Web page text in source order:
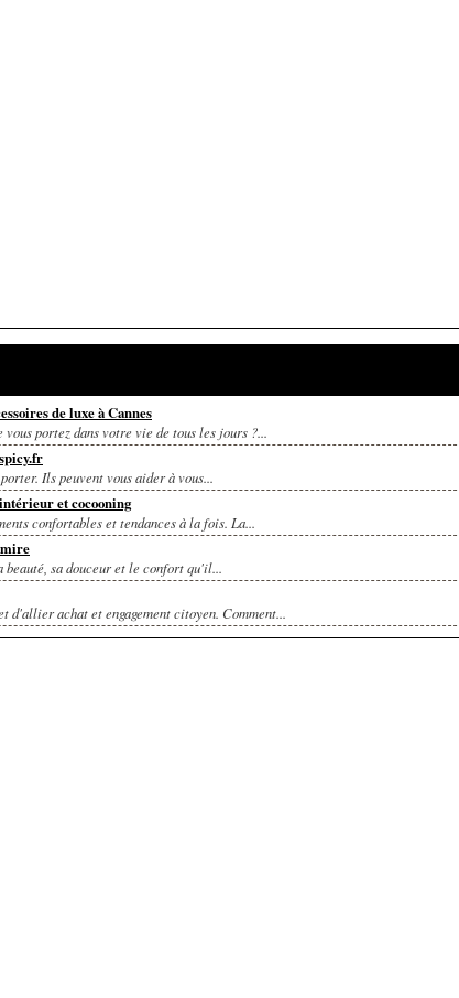
de luxe à Cannes
portez dans votre vie de tous les jours ?...
Ils peuvent vous aider à vous...
et cocooning
confortables et tendances à la fois. La...
sa douceur et le confort qu'il...
d'allier achat et engagement citoyen. Comment...